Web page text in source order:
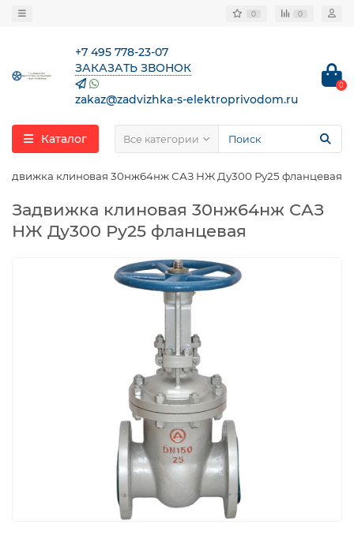
0 0
+7 495 778-23-07
ЗАКАЗАТЬ ЗВОНОК
zakaz@zadvizhka-s-elektroprivodom.ru
0
Каталог Все категории
Задвижка клиновая 30нж64нж САЗ НЖ Ду300 Ру25 фланцевая
Задвижка клиновая 30нж64нж САЗ
НЖ Ду300 Ру25 фланцевая